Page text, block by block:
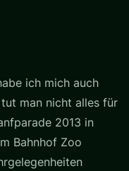
ich mich auch
man nicht alles für
2013 in
Bahnhof Zoo